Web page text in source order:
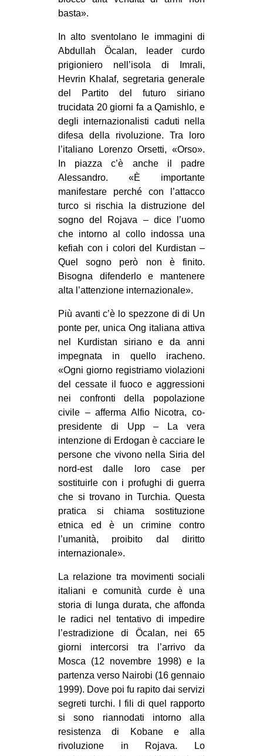
basta».
In alto sventolano le immagini di
Abdullah Öcalan, leader curdo
prigioniero nell’isola di Imrali,
Hevrin Khalaf, segretaria generale
del Partito del futuro siriano
trucidata 20 giorni fa a Qamishlo, e
degli internazionalisti caduti nella
difesa della rivoluzione. Tra loro
l’italiano Lorenzo Orsetti, «Orso».
In piazza c’è anche il padre
Alessandro. «È importante
manifestare perché con l’attacco
turco si rischia la distruzione del
sogno del Rojava – dice l’uomo
che intorno al collo indossa una
kefiah con i colori del Kurdistan –
Quel sogno però non è finito.
Bisogna difenderlo e mantenere
alta l’attenzione internazionale».
Più avanti c’è lo spezzone di di Un
ponte per, unica Ong italiana attiva
nel Kurdistan siriano e da anni
impegnata in quello iracheno.
«Ogni giorno registriamo violazioni
del cessate il fuoco e aggressioni
nei confronti della popolazione
civile – afferma Alfio Nicotra, co-
presidente di Upp – La vera
intenzione di Erdogan è cacciare le
persone che vivono nella Siria del
nord-est dalle loro case per
sostituirle con i profughi di guerra
che si trovano in Turchia. Questa
pratica si chiama sostituzione
etnica ed è un crimine contro
l’umanità, proibito dal diritto
internazionale».
La relazione tra movimenti sociali
italiani e comunità curde è una
storia di lunga durata, che affonda
le radici nel tentativo di impedire
l’estradizione di Öcalan, nei 65
giorni intercorsi tra l’arrivo da
Mosca (12 novembre 1998) e la
partenza verso Nairobi (16 gennaio
1999). Dove poi fu rapito dai servizi
segreti turchi. I fili di quel rapporto
si sono riannodati intorno alla
resistenza di Kobane e alla
rivoluzione in Rojava. Lo